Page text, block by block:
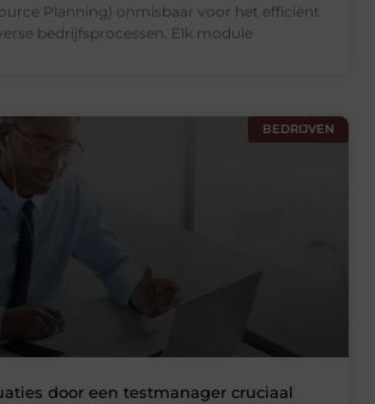
Planning) onmisbaar voor het efficiënt
bedrijfsprocessen. Elk module
BEDRIJVEN
door een testmanager cruciaal